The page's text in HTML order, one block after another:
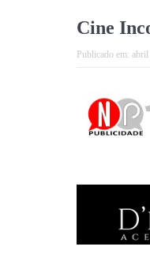
Cine
Publicado em: abril